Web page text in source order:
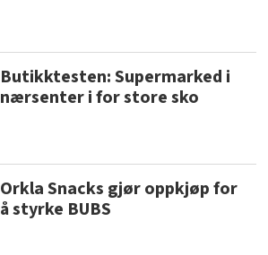
Butikktesten: Supermarked i
nærsenter i for store sko
Orkla Snacks gjør oppkjøp for
å styrke BUBS